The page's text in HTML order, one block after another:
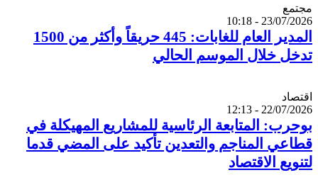
Catégorie
مجتمع
23/07/2026 - 10:18
المدير العام للغابات: 445 حريقاً وأكثر من 1500
تدخل خلال الموسم الحالي
Catégorie
اقتصاد
22/07/2026 - 12:13
بوحرب: المتابعة الرئاسية للمشاريع المهيكلة في
قطاعي المناجم والتعدين تأكيد على المضي قدما
لتنويع الاقتصاد